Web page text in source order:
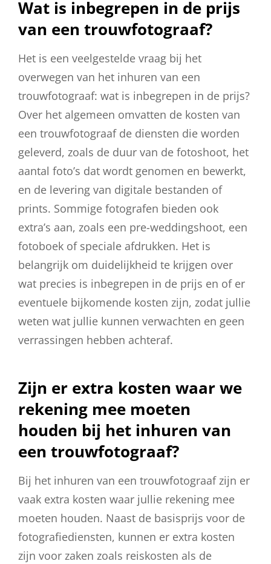
Wat is inbegrepen in de prijs
van een trouwfotograaf?
Het is een veelgestelde vraag bij het
overwegen van het inhuren van een
trouwfotograaf: wat is inbegrepen in de prijs?
Over het algemeen omvatten de kosten van
een trouwfotograaf de diensten die worden
geleverd, zoals de duur van de fotoshoot, het
aantal foto’s dat wordt genomen en bewerkt,
en de levering van digitale bestanden of
prints. Sommige fotografen bieden ook
extra’s aan, zoals een pre-weddingshoot, een
fotoboek of speciale afdrukken. Het is
belangrijk om duidelijkheid te krijgen over
wat precies is inbegrepen in de prijs en of er
eventuele bijkomende kosten zijn, zodat jullie
weten wat jullie kunnen verwachten en geen
verrassingen hebben achteraf.
Zijn er extra kosten waar we
rekening mee moeten
houden bij het inhuren van
een trouwfotograaf?
Bij het inhuren van een trouwfotograaf zijn er
vaak extra kosten waar jullie rekening mee
moeten houden. Naast de basisprijs voor de
fotografiediensten, kunnen er extra kosten
zijn voor zaken zoals reiskosten als de